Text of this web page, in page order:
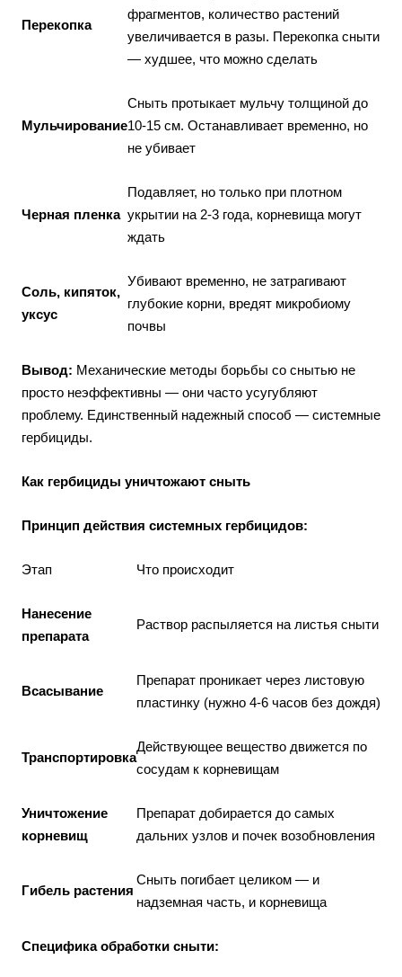
Перекопка
фрагментов, количество растений
увеличивается в разы. Перекопка сныти
— худшее, что можно сделать
Мульчирование
Сныть протыкает мульчу толщиной до
10-15 см. Останавливает временно, но
не убивает
Черная пленка
Подавляет, но только при плотном
укрытии на 2-3 года, корневища могут
ждать
Соль, кипяток,
уксус
Убивают временно, не затрагивают
глубокие корни, вредят микробиому
почвы
Вывод: Механические методы борьбы со снытью не
просто неэффективны — они часто усугубляют
проблему. Единственный надежный способ — системные
гербициды.
Как гербициды уничтожают сныть
Принцип действия системных гербицидов:
Этап Что происходит
Нанесение
препарата
Раствор распыляется на листья сныти
Всасывание
Препарат проникает через листовую
пластинку (нужно 4-6 часов без дождя)
Транспортировка
Действующее вещество движется по
сосудам к корневищам
Уничтожение
корневищ
Препарат добирается до самых
дальних узлов и почек возобновления
Гибель растения
Сныть погибает целиком — и
надземная часть, и корневища
Специфика обработки сныти: